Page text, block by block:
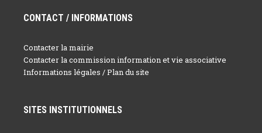
CONTACT / INFORMATIONS
Contacter la mairie
Contacter la commission information et vie associative
Informations légales / Plan du site
SITES INSTITUTIONNELS